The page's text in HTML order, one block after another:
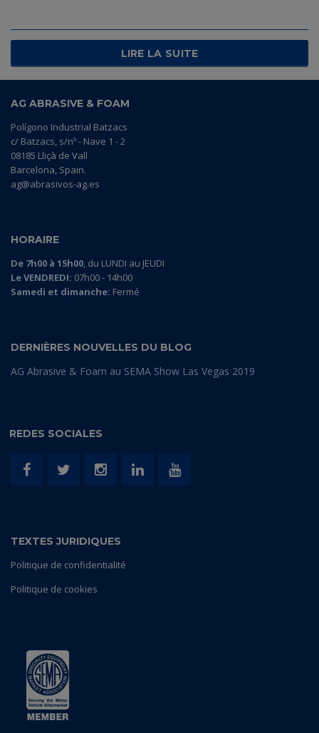
LIRE LA SUITE
AG ABRASIVE & FOAM
Polígono Industrial Batzacs
c/ Batzacs, s/nº - Nave 1 - 2
08185 Lliçà de Vall
Barcelona, Spain.
ag@abrasivos-ag.es
HORAIRE
De 7h00 à 15h00, du LUNDI au JEUDI
Le VENDREDI: 07h00 - 14h00
Samedi et dimanche: Fermé
DERNIÈRES NOUVELLES DU BLOG
AG Abrasive & Foam au SEMA Show Las Vegas 2019
REDES SOCIALES
TEXTES JURIDIQUES
Politique de confidentialité
Politique de cookies